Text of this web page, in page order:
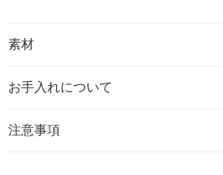
素材
お手入れについて
注意事項